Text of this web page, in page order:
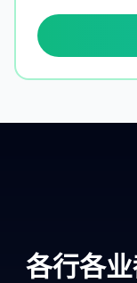
各行各